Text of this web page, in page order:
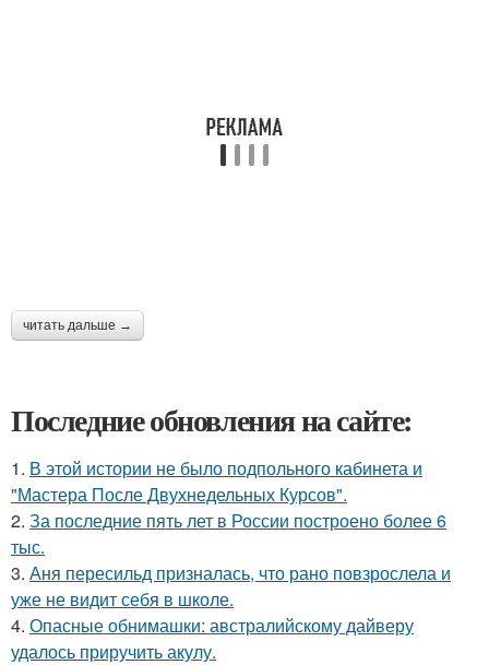
читать дальше →
Последние обновления на сайте:
1. В этой истории не было подпольного кабинета и
"Мастера После Двухнедельных Курсов".
2. За последние пять лет в России построено более 6
тыс.
3. Аня пересильд призналась, что рано повзрослела и
уже не видит себя в школе.
4. Опасные обнимашки: австралийскому дайверу
удалось приручить акулу.